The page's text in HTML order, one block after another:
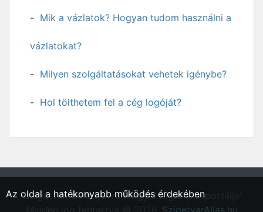
Mik a vázlatok? Hogyan tudom használni a
vázlatokat?
Milyen szolgáltatásokat vehetek igénybe?
Hol tölthetem fel a cég logóját?
"Szigetvár, Baranya vármegyei régió állásportálja"
SzigetvarAllas.hu
Az oldal a hatékonyabb működés érdekében